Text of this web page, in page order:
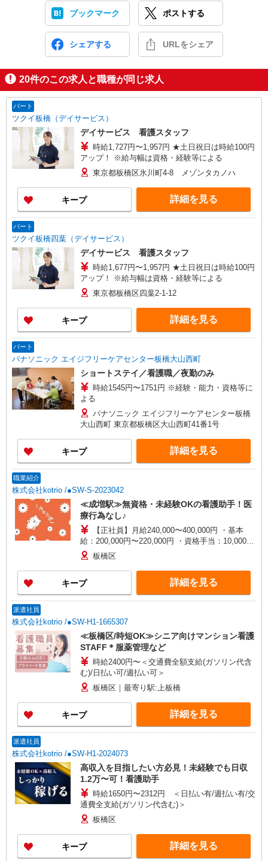
ブックマーク ポストする
シェアする URLをシェア
20件のこの求人と職種が同じ求人
パート
ツクイ板橋（デイサービス）
デイサービス 看護スタッフ
時給1,727円〜1,957円 ★土日祝日は時給100円
アップ！ ※給与幅は資格・経験等による
東京都板橋区氷川町4-8 メゾンタカノハ
キープ 詳細を見る
パート
ツクイ板橋四葉（デイサービス）
デイサービス 看護スタッフ
時給1,677円〜1,957円 ★土日祝日は時給100円
アップ！ ※給与幅は資格・経験等による
東京都板橋区四葉2-1-12
キープ 詳細を見る
パート
パナソニック エイジフリーケアセンター板橋大山西町
ショートステイ／看護職／夜勤のみ
時給1545円〜1751円 ※経験・能力・資格等に
よる
パナソニック エイジフリーケアセンター板橋
大山西町 東京都板橋区大山西町41番1号
キープ 詳細を見る
職業紹介
株式会社kotrio /●SW-S-2023042
≪成増駅≫無資格・未経験OKの看護助手！医
療行為なし♪
【正社員】月給240,000〜400,000円 ・基本
給：200,000円〜220,000円 ・資格手当：10,000〜
30,000円 ・役職手当：10,000〜70,000円 ・処遇改
善手当：20,000〜60,000円（勤続年数、保有資格
により変動） ・固定残業手当：20,000円（10時
間） ※固定残業時間を超過する場合には超過勤務
手当として別途支給 ・夜勤手当：10,000円/1回
歓迎 ・認知症介護基礎研修 ・初任者研修 ・実務
者研修 ・介護福祉士 など
板橋区
キープ 詳細を見る
派遣社員
株式会社kotrio /●SW-H1-1665307
≪板橋区/時短OK≫シニア向けマンション看護
STAFF＊服薬管理など
時給2400円〜＜交通費全額支給(ガソリン代含
む)/日払い可/週払い可＞
板橋区｜最寄り駅:上板橋
キープ 詳細を見る
派遣社員
株式会社kotrio /●SW-H1-2024073
高収入を目指したい方必見！未経験でも日収
1.2万〜可！看護助手
時給1650円〜2312円 ＜日払い有/週払い有/交
通費全支給(ガソリン代含む)＞
板橋区
キープ 詳細を見る